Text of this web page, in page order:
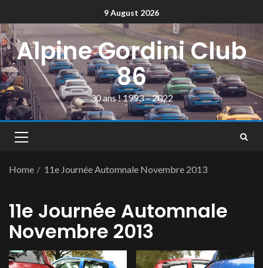
9 August 2026
Alpine Gordini Club
86
30 ans ! 1993 – 2022
Home 11e Journée Automnale Novembre 2013
11e Journée Automnale
Novembre 2013